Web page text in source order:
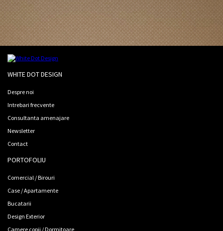
WHITE DOT DESIGN
Despre noi
Intrebari frecvente
Consultanta amenajare
Newsletter
Contact
PORTOFOLIU
Comercial / Birouri
Case / Apartamente
Bucatarii
Design Exterior
Camere copii / Dormitoare